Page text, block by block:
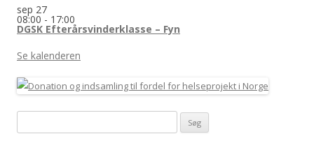
sep 27
08:00 - 17:00
DGSK Efterårsvinderklasse – Fyn
Se kalenderen
efter: